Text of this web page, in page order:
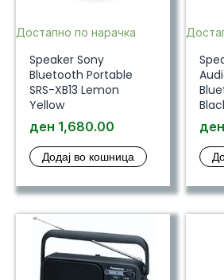
Достапно по нарачка
Speaker Sony
Bluetooth Portable
SRS-XB13 Lemon
Yellow
ден 1,680.00
Додај во кошница
ден